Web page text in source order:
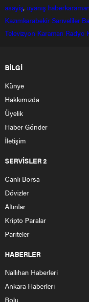
asayiş, uyanış haberkaraman
Kazımkarabekir Sarıveliler
Televizyon Karaman Radyo
BİLGİ
Künye
Hakkımızda
Üyelik
Haber Gönder
İletişim
SERVİSLER 2
Canlı Borsa
Dövizler
Altınlar
Kripto Paralar
Pariteler
HABERLER
Nallıhan Haberleri
Ankara Haberleri
Bolu